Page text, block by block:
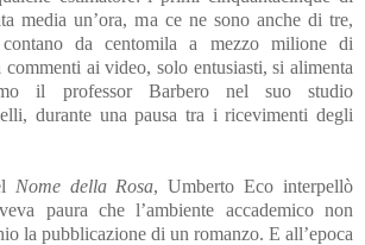
media un’ora, ma ce ne sono anche di tre,
da centomila a mezzo milione di
ai video, solo entusiasti, si alimenta
il professor Barbero nel suo studio
durante una pausa tra i ricevimenti degli
Nome della Rosa, Umberto Eco interpellò
paura che l’ambiente accademico non
la pubblicazione di un romanzo. E all’epoca